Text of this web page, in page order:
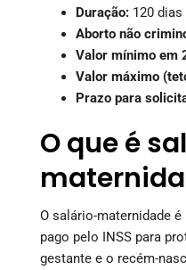
Duração: 120
Aborto não
Valor mínimo em
Valor máximo
Prazo para
O que é
O salário-maternidade é
pago pelo INSS para
gestante e o recém-